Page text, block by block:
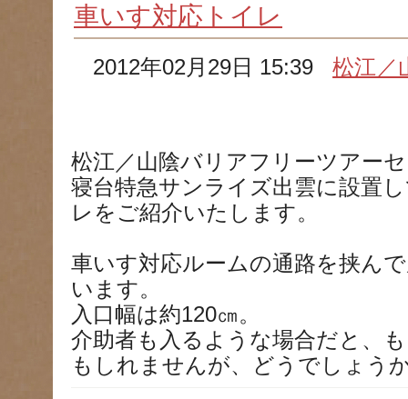
車いす対応トイレ
2012年02月29日 15:39松江／
松江／山陰バリアフリーツアー
寝台特急サンライズ出雲に設置
レをご紹介いたします。
車いす対応ルームの通路を挟ん
います。
入口幅は約120㎝。
介助者も入るような場合だと、
もしれませんが、どうでしょう